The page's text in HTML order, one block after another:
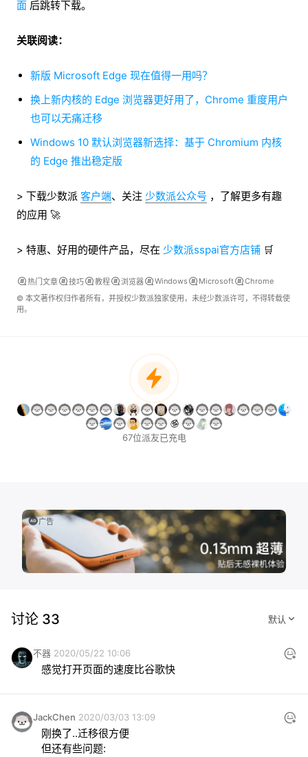
面 后跳转下载。
关联阅读：
新版 Microsoft Edge 现在值得一用吗？
换上新内核的 Edge 浏览器更好用了，Chrome 重度用户
也可以无痛迁移
Windows 10 默认浏览器新选择：基于 Chromium 内核
的 Edge 推出稳定版
> 下载少数派 客户端、关注 少数派公众号 ，了解更多有趣
的应用 🚀
> 特惠、好用的硬件产品，尽在 少数派sspai官方店铺 🛒
热门文章 技巧 教程 浏览器 Windows Microsoft
Chrome
© 本文著作权归作者所有，并授权少数派独家使用，未经少数派许可，不得转载使
用。
67位派友已充电
广告
讨论 33
不器 2020/05/22 10:06
感觉打开页面的速度比谷歌快
JackChen 2020/03/03 13:09
刚换了..迁移很方便
但还有些问题: